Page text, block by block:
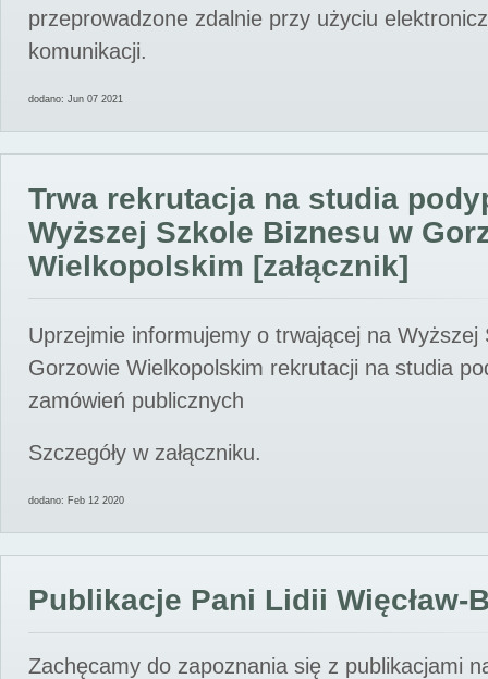
przeprowadzone zdalnie przy użyciu
komunikacji.
dodano: Jun 07 2021
Trwa rekrutacja na studia
Wyższej Szkole Biznesu w
Wielkopolskim [załącznik]
Uprzejmie informujemy o trwającej na Wyższej
Gorzowie Wielkopolskim rekrutacji na studia
zamówień publicznych
Szczegóły w załączniku.
dodano: Feb 12 2020
Publikacje Pani Lidii Więcław-
Zachęcamy do zapoznania się z publikacjami